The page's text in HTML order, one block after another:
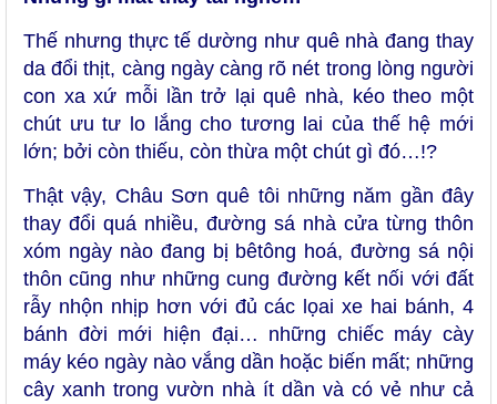
Thế nhưng thực tế dường như quê nhà đang thay
da đổi thịt, càng ngày càng rõ nét trong lòng người
con xa xứ mỗi lần trở lại quê nhà, kéo theo một
chút ưu tư lo lắng cho tương lai của thế hệ mới
lớn; bởi còn thiếu, còn thừa một chút gì đó…!?
Thật vậy, Châu Sơn quê tôi những năm gần đây
thay đổi quá nhiều, đường sá nhà cửa từng thôn
xóm ngày nào đang bị bêtông hoá, đường sá nội
thôn cũng như những cung đường kết nối với đất
rẫy nhộn nhịp hơn với đủ các lọai xe hai bánh, 4
bánh đời mới hiện đại… những chiếc máy cày
máy kéo ngày nào vắng dần hoặc biến mất; những
cây xanh trong vườn nhà ít dần và có vẻ như cả